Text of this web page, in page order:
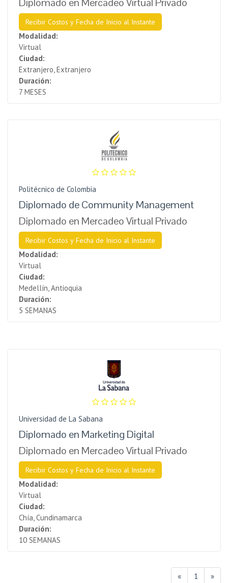
Recibir Costos y Fecha de Inicio al Instante
Modalidad:
Virtual
Ciudad:
Extranjero, Extranjero
Duración:
7 MESES
Politécnico de Colombia
Diplomado de Community Management
Diplomado en Mercadeo Virtual Privado
Recibir Costos y Fecha de Inicio al Instante
Modalidad:
Virtual
Ciudad:
Medellín, Antioquia
Duración:
5 SEMANAS
Universidad de La Sabana
Diplomado en Marketing Digital
Diplomado en Mercadeo Virtual Privado
Recibir Costos y Fecha de Inicio al Instante
Modalidad:
Virtual
Ciudad:
Chía, Cundinamarca
Duración:
10 SEMANAS
« 1 »